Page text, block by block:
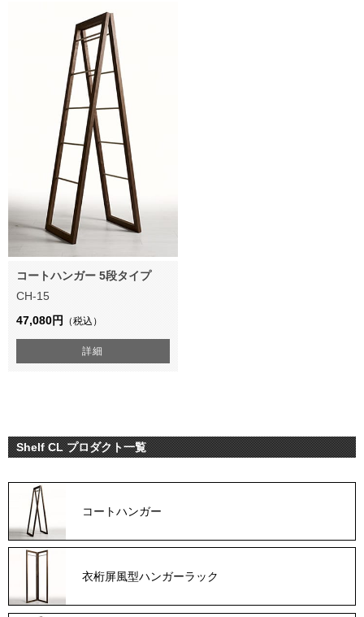
コートハンガー 5段タイプ
CH-15
47,080円 （税込）
詳細
Shelf CL プロダクト一覧
コートハンガー
衣桁屏風型ハンガーラック